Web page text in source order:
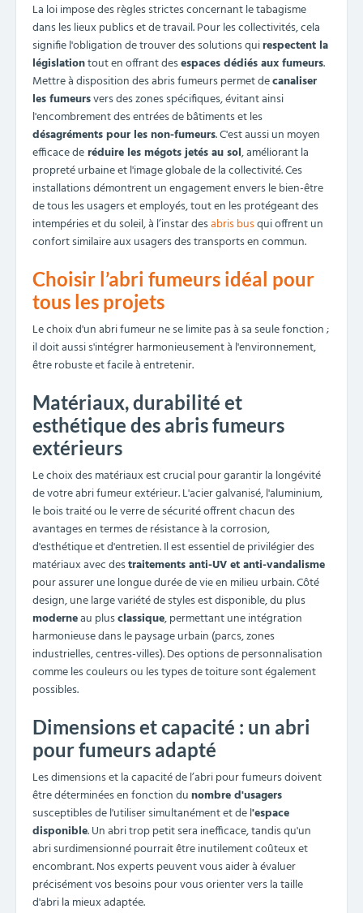
La loi impose des règles strictes concernant le tabagisme
dans les lieux publics et de travail. Pour les collectivités, cela
signifie l'obligation de trouver des solutions quirespectent la
législationtout en offrant desespaces dédiés aux fumeurs.
Mettre à disposition des abris fumeurs permet decanaliser
les fumeursvers des zones spécifiques, évitant ainsi
l'encombrement des entrées de bâtiments et les
désagréments pour les non-fumeurs. C'est aussi un moyen
efficace deréduire les mégots jetés au sol, améliorant la
propreté urbaine et l'image globale de la collectivité. Ces
installations démontrent un engagement envers le bien-être
de tous les usagers et employés, tout en les protégeant des
intempéries et du soleil, à l’instar desabris busqui offrent un
confort similaire aux usagers des transports en commun.
Choisir l’abri fumeurs idéal pour
tous les projets
Le choix d'un abri fumeur ne se limite pas à sa seule fonction ;
il doit aussi s'intégrer harmonieusement à l'environnement,
être robuste et facile à entretenir.
Matériaux, durabilité et
esthétique des abris fumeurs
extérieurs
Le choix des matériaux est crucial pour garantir la longévité
de votre abri fumeur extérieur. L'acier galvanisé, l'aluminium,
le bois traité ou le verre de sécurité offrent chacun des
avantages en termes de résistance à la corrosion,
d'esthétique et d'entretien. Il est essentiel de privilégier des
matériaux avec destraitements anti-UV et anti-vandalisme
pour assurer une longue durée de vie en milieu urbain. Côté
design, une large variété de styles est disponible, du plus
moderneau plusclassique, permettant une intégration
harmonieuse dans le paysage urbain (parcs, zones
industrielles, centres-villes). Des options de personnalisation
comme les couleurs ou les types de toiture sont également
possibles.
Dimensions et capacité : un abri
pour fumeurs adapté
Les dimensions et la capacité de l’abri pour fumeurs doivent
être déterminées en fonction dunombre d'usagers
susceptibles de l'utiliser simultanément et de l'espace
disponible. Un abri trop petit sera inefficace, tandis qu'un
abri surdimensionné pourrait être inutilement coûteux et
encombrant. Nos experts peuvent vous aider à évaluer
précisément vos besoins pour vous orienter vers la taille
d'abri la mieux adaptée.